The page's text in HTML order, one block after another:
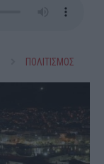
ΠΟΛΙΤΙΣΜΟΣ